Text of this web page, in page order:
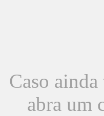
Caso
abra um